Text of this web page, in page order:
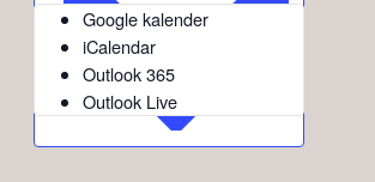
Google kalender
iCalendar
Outlook 365
Outlook Live